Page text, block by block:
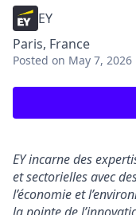
EY
Paris, France
Posted on May 7, 2026
EY incarne des
et sectorielles avec
l’économie et